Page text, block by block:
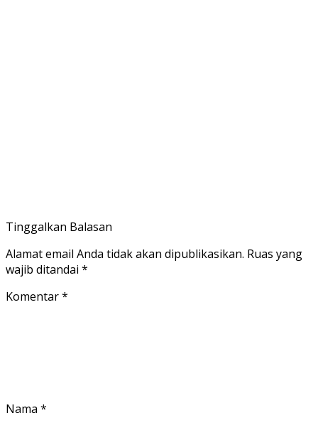
Tinggalkan Balasan
Alamat email Anda tidak akan dipublikasikan. Ruas yang
wajib ditandai *
Komentar*
Nama *